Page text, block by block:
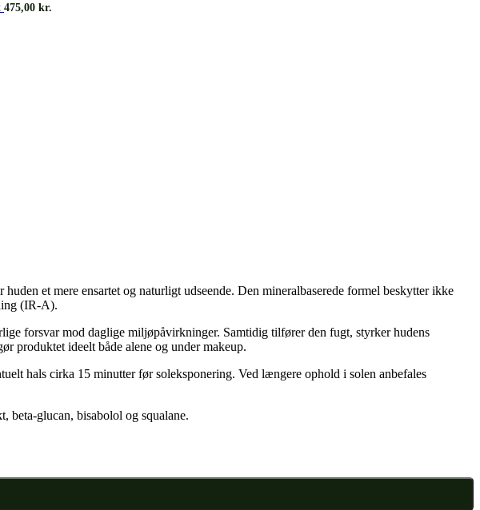
475,00 kr.
et mere ensartet og naturligt udseende. Den mineralbaserede formel beskytter ikke
(IR-A).
forsvar mod daglige miljøpåvirkninger. Samtidig tilfører den fugt, styrker hudens
produktet ideelt både alene og under makeup.
hals cirka 15 minutter før soleksponering. Ved længere ophold i solen anbefales
beta-glucan, bisabolol og squalane.